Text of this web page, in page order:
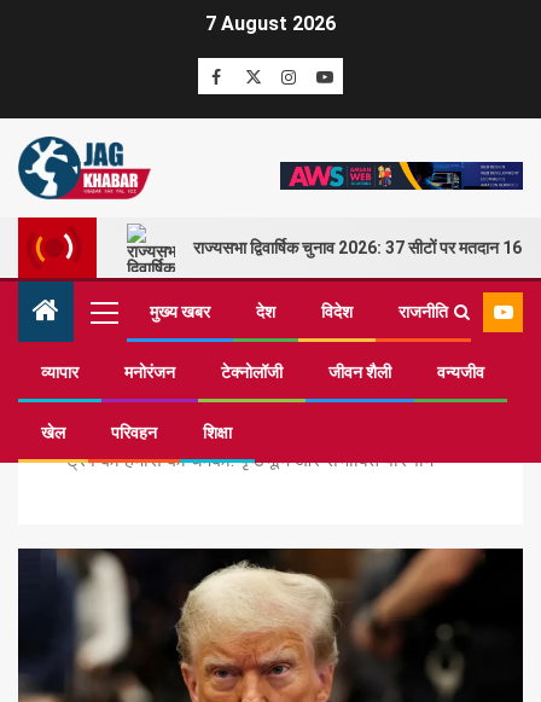
7 August 2026
राज्यसभा द्विवार्षिक चुनाव 2026: 37 सीटों पर मतदान 16
मुख्य खबर देश विदेश राजनीति
व्यापार मनोरंजन टेक्नोलॉजी जीवन शैली वन्यजीव
खेल परिवहन शिक्षा
Home
मुख्य खबर
ट्रंप की हमास को धमकी: पृष्ठभूमि और संभावित परिणाम